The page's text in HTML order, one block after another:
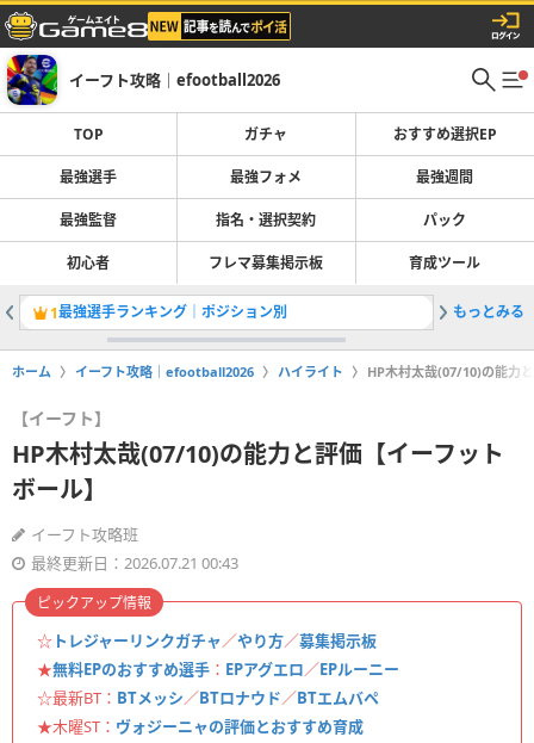
イーフト攻略｜efootball2026
TOP ガチャ おすすめ選択EP
最強選手 最強フォメ 最強週間
最強監督 指名・選択契約 パック
初心者 フレマ募集掲示板 育成ツール
1最強選手ランキング｜ポジション別 2
もっとみる
ホーム イーフト攻略｜efootball2026 ハイライト HP木村太哉(07/10)の能力
【イーフト】
HP木村太哉(07/10)の能力と評価【イーフット
ボール】
イーフト攻略班
最終更新日：2026.07.21 00:43
☆ トレジャーリンクガチャ／やり方／募集掲示板
★無料EPのおすすめ選手 ： EPアグエロ／EPルーニー
☆最新BT： BTメッシ／BTロナウド／BTエムバペ
★木曜ST： ヴォジーニャの評価とおすすめ育成
ピックアップ情報